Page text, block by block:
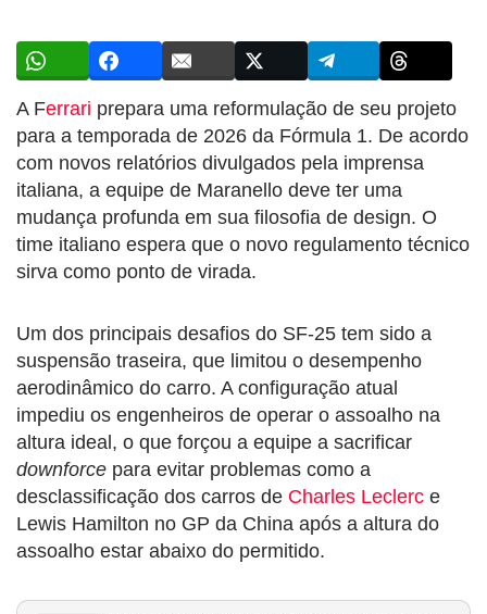
A Ferrari prepara uma reformulação de seu projeto
para a temporada de 2026 da Fórmula 1. De acordo
com novos relatórios divulgados pela imprensa
italiana, a equipe de Maranello deve ter uma
mudança profunda em sua filosofia de design. O
time italiano espera que o novo regulamento técnico
sirva como ponto de virada.
Um dos principais desafios do SF-25 tem sido a
suspensão traseira, que limitou o desempenho
aerodinâmico do carro. A configuração atual
impediu os engenheiros de operar o assoalho na
altura ideal, o que forçou a equipe a sacrificar
downforce para evitar problemas como a
desclassificação dos carros de Charles Leclerc e
Lewis Hamilton no GP da China após a altura do
assoalho estar abaixo do permitido.